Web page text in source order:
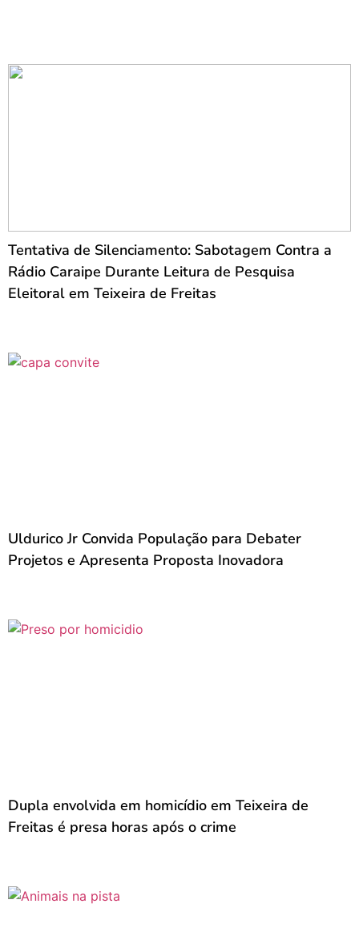
Tentativa de Silenciamento: Sabotagem Contra a
Rádio Caraipe Durante Leitura de Pesquisa
Eleitoral em Teixeira de Freitas
Uldurico Jr Convida População para Debater
Projetos e Apresenta Proposta Inovadora
Dupla envolvida em homicídio em Teixeira de
Freitas é presa horas após o crime